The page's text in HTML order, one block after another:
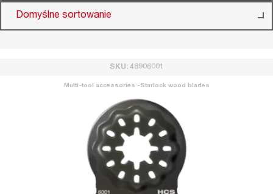
Domyślne sortowanie
SKU: 48906001
Multi-tool accessories -Starlock wood blades